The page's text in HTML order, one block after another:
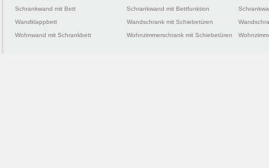
Schrankwand mit Bett
Schrankwand mit Bettfunktion
Wandklappbett
Wandschrank mit Schiebetüren
Wohnwand mit Schrankbett
Wohnzimmerschrank mit Schiebetüren